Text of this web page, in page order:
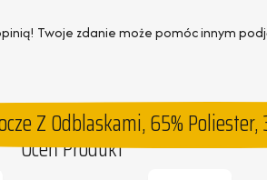
Twoje zdanie może pomóc innym
Z Odblaskami, 65%
Oceń Produkt